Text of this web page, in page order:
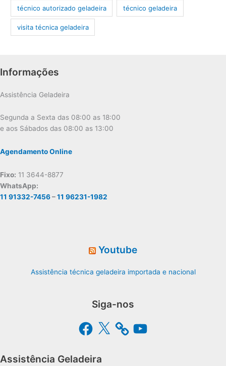
técnico autorizado geladeira técnico geladeira
visita técnica geladeira
Informações
Assistência Geladeira
Segunda a Sexta das 08:00 as 18:00
e aos Sábados das 08:00 as 13:00
Agendamento Online
Fixo: 11 3644-8877
WhatsApp:
11 91332-7456–11 96231-1982
Youtube
Assistência técnica geladeira importada e nacional
Siga-nos
Facebook
X YouTube
Assistência Geladeira